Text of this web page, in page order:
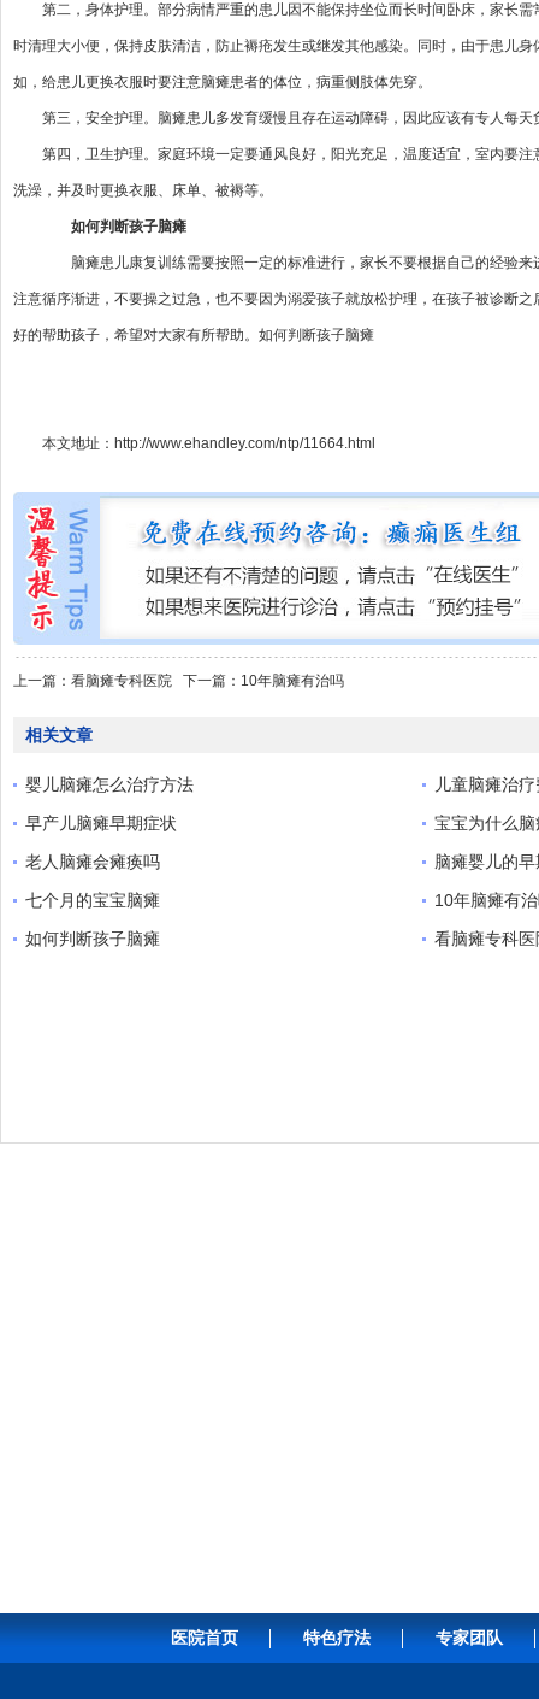
第二，身体护理。部分病情严重的患儿因不能保持坐位而长时间卧床，家长
时清理大小便，保持皮肤清洁，防止褥疮发生或继发其他感染。同时，由于患儿
如，给患儿更换衣服时要注意脑瘫患者的体位，病重侧肢体先穿。
第三，安全护理。脑瘫患儿多发育缓慢且存在运动障碍，因此应该有专人每天
第四，卫生护理。家庭环境一定要通风良好，阳光充足，温度适宜，室内要
洗澡，并及时更换衣服、床单、被褥等。
如何判断孩子脑瘫
脑瘫患儿康复训练需要按照一定的标准进行，家长不要根据自己的经验来
注意循序渐进，不要操之过急，也不要因为溺爱孩子就放松护理，在孩子被诊断
好的帮助孩子，希望对大家有所帮助。如何判断孩子脑瘫
本文地址： http://www.ehandley.com/ntp/11664.html
上一篇： 看脑瘫专科医院 下一篇： 10年脑瘫有治吗
相关文章
婴儿脑瘫怎么治疗方法
儿童脑瘫治
早产儿脑瘫早期症状
宝宝为什么脑
老人脑瘫会瘫痪吗
脑瘫婴儿的
七个月的宝宝脑瘫
10年脑瘫有
如何判断孩子脑瘫
看脑瘫专科医
医院首页 特色疗法 专家团队